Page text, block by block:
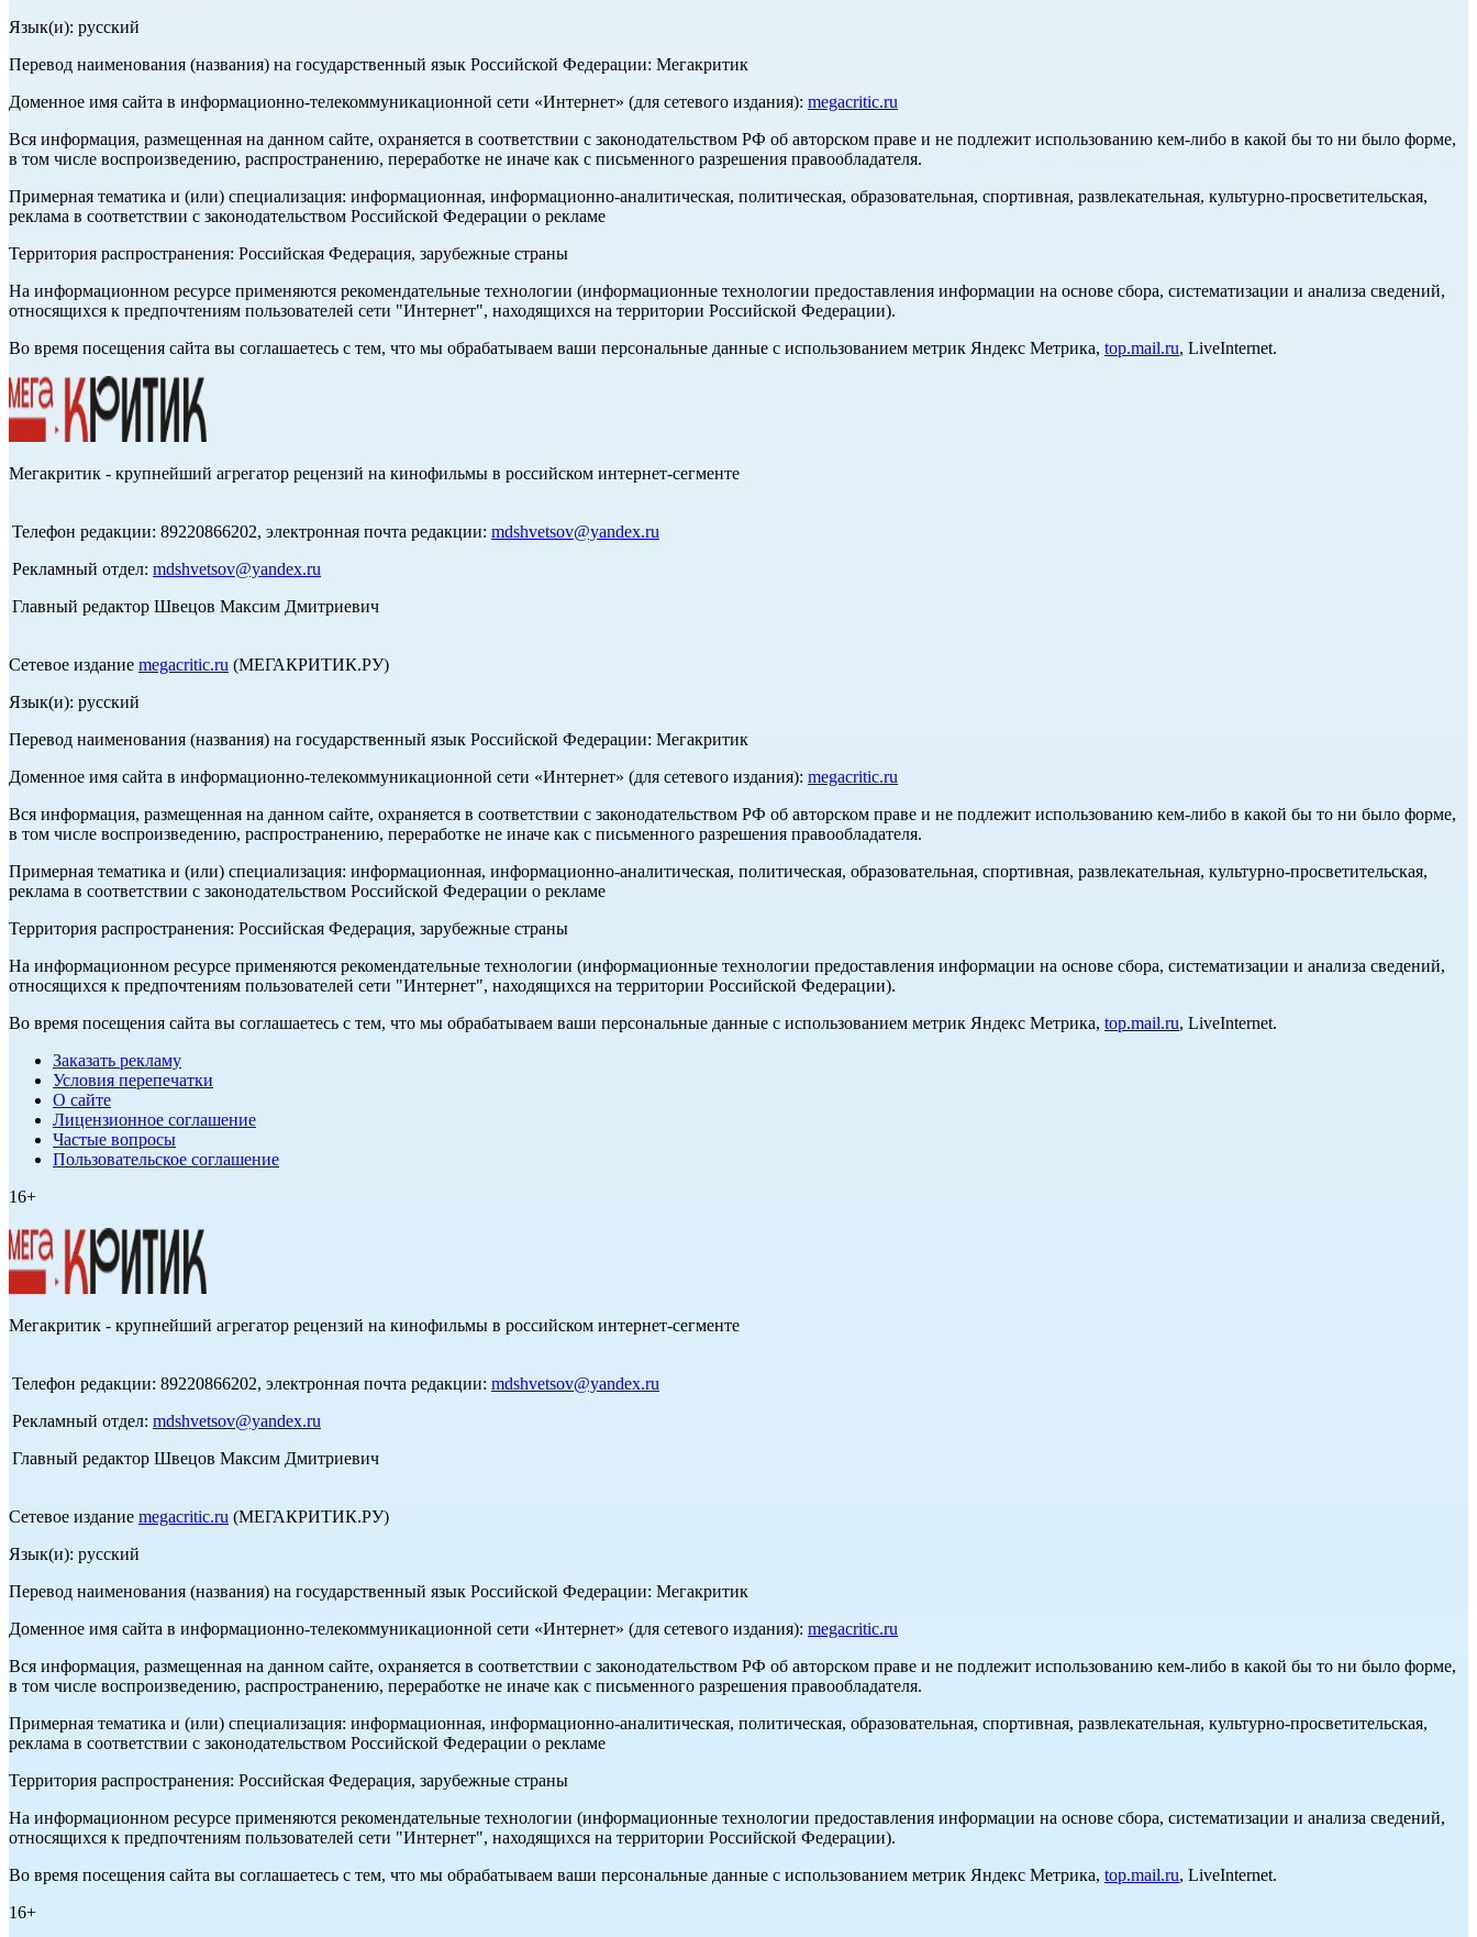
Язык(и): русский
Перевод наименования (названия) на государственный язык Российской Федерации: Мегакритик
Доменное имя сайта в информационно-телекоммуникационной сети «Интернет» (для сетевого издания): megacritic.ru
Вся информация, размещенная на данном сайте, охраняется в соответствии с законодательством РФ об авторском праве и не подлежит использованию кем-либо в какой бы то ни было форме,
в том числе воспроизведению, распространению, переработке не иначе как с письменного разрешения правообладателя.
Примерная тематика и (или) специализация: информационная, информационно-аналитическая, политическая, образовательная, спортивная, развлекательная, культурно-просветительская,
реклама в соответствии с законодательством Российской Федерации о рекламе
Территория распространения: Российская Федерация, зарубежные страны
На информационном ресурсе применяются рекомендательные технологии (информационные технологии предоставления информации на основе сбора, систематизации и анализа сведений,
относящихся к предпочтениям пользователей сети "Интернет", находящихся на территории Российской Федерации).
Во время посещения сайта вы соглашаетесь с тем, что мы обрабатываем ваши персональные данные с использованием метрик Яндекс Метрика, top.mail.ru, LiveInternet.
Мегакритик - крупнейший агрегатор рецензий на кинофильмы в российском интернет-сегменте
Телефон редакции: 89220866202, электронная почта редакции: mdshvetsov@yandex.ru
Рекламный отдел: mdshvetsov@yandex.ru
Главный редактор Швецов Максим Дмитриевич
Сетевое издание megacritic.ru (МЕГАКРИТИК.РУ)
Язык(и): русский
Перевод наименования (названия) на государственный язык Российской Федерации: Мегакритик
Доменное имя сайта в информационно-телекоммуникационной сети «Интернет» (для сетевого издания): megacritic.ru
Вся информация, размещенная на данном сайте, охраняется в соответствии с законодательством РФ об авторском праве и не подлежит использованию кем-либо в какой бы то ни было форме,
в том числе воспроизведению, распространению, переработке не иначе как с письменного разрешения правообладателя.
Примерная тематика и (или) специализация: информационная, информационно-аналитическая, политическая, образовательная, спортивная, развлекательная, культурно-просветительская,
реклама в соответствии с законодательством Российской Федерации о рекламе
Территория распространения: Российская Федерация, зарубежные страны
На информационном ресурсе применяются рекомендательные технологии (информационные технологии предоставления информации на основе сбора, систематизации и анализа сведений,
относящихся к предпочтениям пользователей сети "Интернет", находящихся на территории Российской Федерации).
Во время посещения сайта вы соглашаетесь с тем, что мы обрабатываем ваши персональные данные с использованием метрик Яндекс Метрика, top.mail.ru, LiveInternet.
Заказать рекламу
Условия перепечатки
О сайте
Лицензионное соглашение
Частые вопросы
Пользовательское соглашение
16+
Мегакритик - крупнейший агрегатор рецензий на кинофильмы в российском интернет-сегменте
Телефон редакции: 89220866202, электронная почта редакции: mdshvetsov@yandex.ru
Рекламный отдел: mdshvetsov@yandex.ru
Главный редактор Швецов Максим Дмитриевич
Сетевое издание megacritic.ru (МЕГАКРИТИК.РУ)
Язык(и): русский
Перевод наименования (названия) на государственный язык Российской Федерации: Мегакритик
Доменное имя сайта в информационно-телекоммуникационной сети «Интернет» (для сетевого издания): megacritic.ru
Вся информация, размещенная на данном сайте, охраняется в соответствии с законодательством РФ об авторском праве и не подлежит использованию кем-либо в какой бы то ни было форме,
в том числе воспроизведению, распространению, переработке не иначе как с письменного разрешения правообладателя.
Примерная тематика и (или) специализация: информационная, информационно-аналитическая, политическая, образовательная, спортивная, развлекательная, культурно-просветительская,
реклама в соответствии с законодательством Российской Федерации о рекламе
Территория распространения: Российская Федерация, зарубежные страны
На информационном ресурсе применяются рекомендательные технологии (информационные технологии предоставления информации на основе сбора, систематизации и анализа сведений,
относящихся к предпочтениям пользователей сети "Интернет", находящихся на территории Российской Федерации).
Во время посещения сайта вы соглашаетесь с тем, что мы обрабатываем ваши персональные данные с использованием метрик Яндекс Метрика, top.mail.ru, LiveInternet.
16+